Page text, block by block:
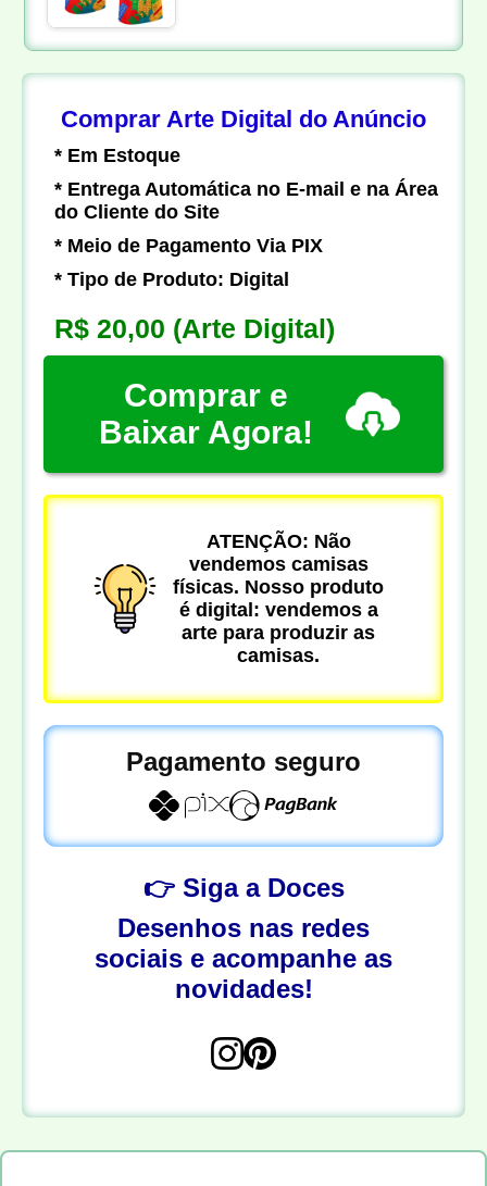
Comprar Arte Digital do Anúncio
* Em Estoque
* Entrega Automática no E-mail e na Área
do Cliente do Site
* Meio de Pagamento Via PIX
* Tipo de Produto: Digital
R$ 20,00 (Arte Digital)
Comprar e
Baixar Agora!
ATENÇÃO: Não
vendemos camisas
físicas. Nosso produto
é digital: vendemos a
arte para produzir as
camisas.
Pagamento seguro
👉 Siga a Doces
Desenhos nas redes
sociais e acompanhe as
novidades!